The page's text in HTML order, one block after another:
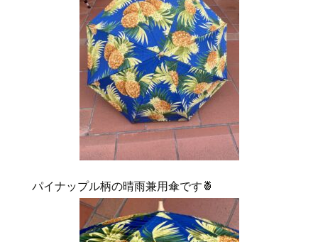
パイナップル柄の晴雨兼用傘です🍍